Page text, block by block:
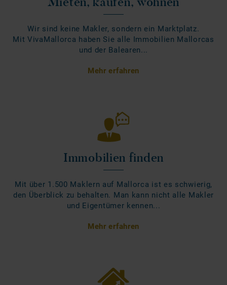
Wir sind keine Makler, sondern ein Marktplatz.
Mit VivaMallorca haben Sie alle Immobilien Mallorcas
und der Balearen...
Mehr erfahren
Immobilien finden
Mit über 1.500 Maklern auf Mallorca ist es schwierig,
den Überblick zu behalten. Man kann nicht alle Makler
und Eigentümer kennen...
Mehr erfahren